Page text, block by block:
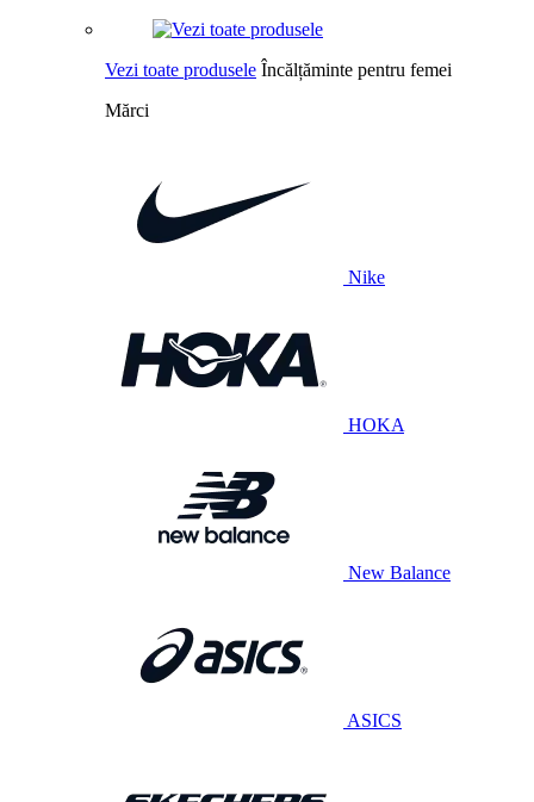
Vezi toate produsele Încălțăminte pentru femei
Mărci
Nike
HOKA
New Balance
ASICS